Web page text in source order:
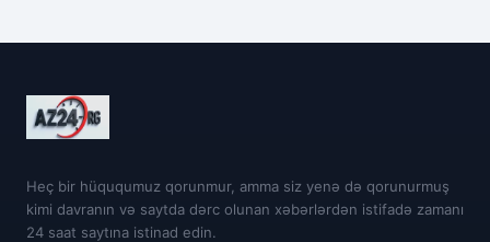
Heç bir hüququmuz qorunmur, amma siz yenə də qorunurmuş
kimi davranın və saytda dərc olunan xəbərlərdən istifadə zamanı
24 saat saytına istinad edin.